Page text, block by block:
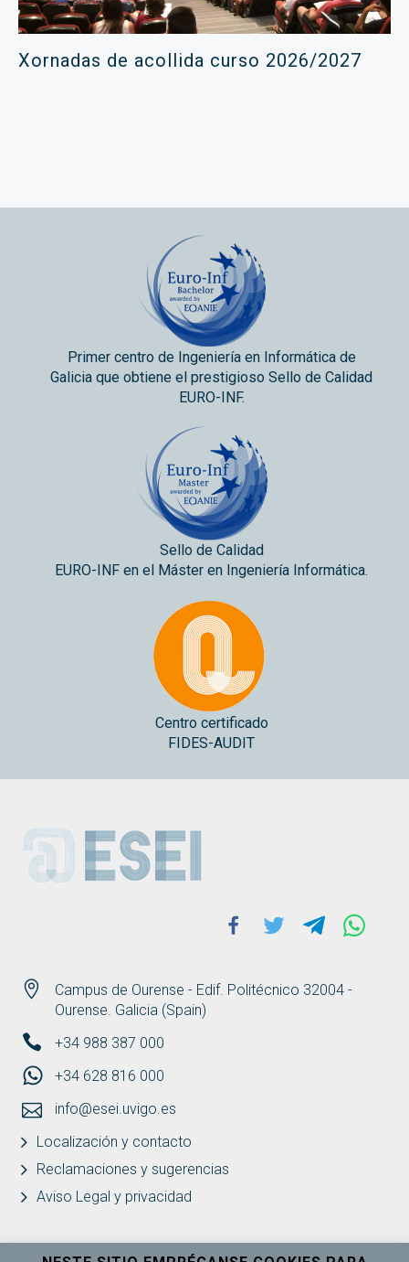
Xornadas de acollida curso 2026/2027
Primer centro de Ingeniería en Informática de
Galicia que obtiene el prestigioso Sello de Calidad
EURO-INF.
Sello de Calidad
EURO-INF en el Máster en Ingeniería Informática.
Centro certificado
FIDES-AUDIT
ESEI
Campus de Ourense - Edif. Politécnico 32004 -
Ourense. Galicia (Spain)
+34 988 387 000
+34 628 816 000
info@esei.uvigo.es
Localización y contacto
Reclamaciones y sugerencias
Aviso Legal y privacidad
Facebook
Twitter Telegram